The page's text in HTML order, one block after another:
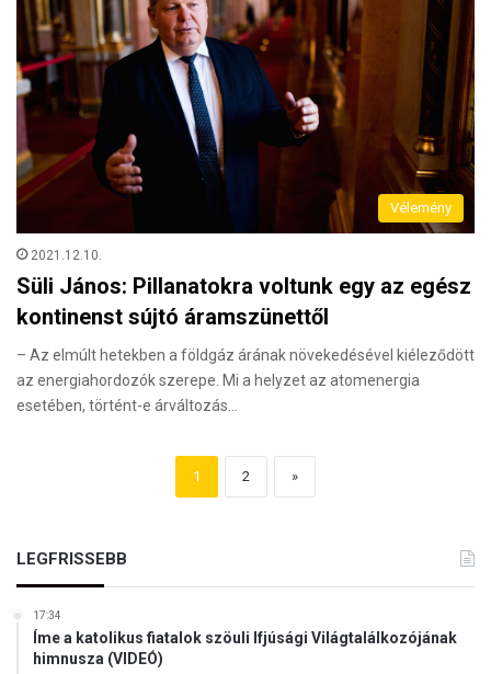
Vélemény
2021.12.10.
Süli János: Pillanatokra voltunk egy az egész
kontinenst sújtó áramszünettől
– Az elmúlt hetekben a földgáz árának növekedésével kiéleződött
az energiahordozók szerepe. Mi a helyzet az atomenergia
esetében, történt-e árváltozás…
1 2 »
LEGFRISSEBB
17:34
Íme a katolikus fiatalok szöuli Ifjúsági Világtalálkozójának
himnusza (VIDEÓ)